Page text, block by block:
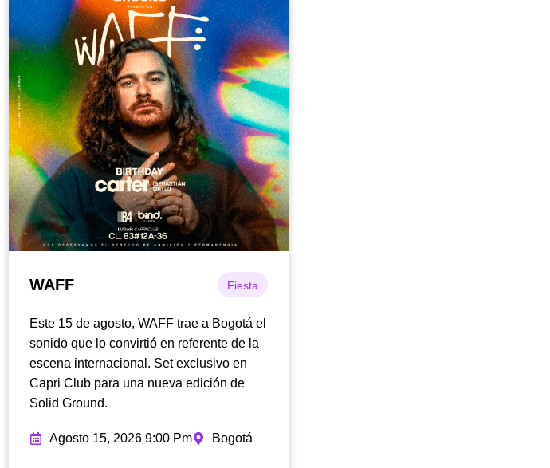
WAFF Fiesta
Este 15 de agosto, WAFF trae a Bogotá el
sonido que lo convirtió en referente de la
escena internacional. Set exclusivo en
Capri Club para una nueva edición de
Solid Ground.
Agosto 15, 2026 9:00 Pm Bogotá